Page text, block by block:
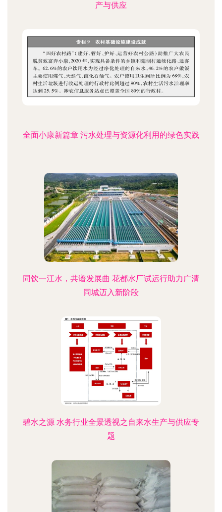
产与供应
全面小康新篇章 污水处理与资源化利用的绿色实践
同饮一江水，共谱发展曲 花都水厂试运行助力广清
同城迈入新阶段
碧水之源 水务行业全景透视之自来水生产与供应专
题